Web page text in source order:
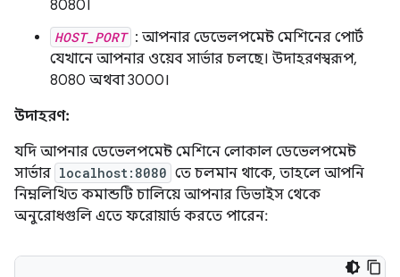
8080।
HOST_PORT : আপনার ডেভেলপমেন্ট মেশিনের পোর্ট
যেখানে আপনার ওয়েব সার্ভার চলছে। উদাহরণস্বরূপ,
8080 অথবা 3000।
উদাহরণ:
যদি আপনার ডেভেলপমেন্ট মেশিনে লোকাল ডেভেলপমেন্ট
সার্ভার localhost:8080 তে চলমান থাকে, তাহলে আপনি
নিম্নলিখিত কমান্ডটি চালিয়ে আপনার ডিভাইস থেকে
অনুরোধগুলি এতে ফরোয়ার্ড করতে পারেন: